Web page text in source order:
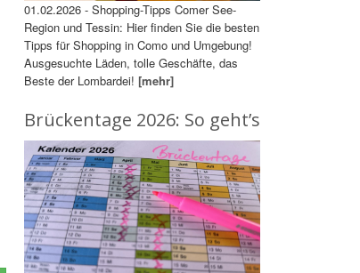
01.02.2026 - Shopping-Tipps Comer See-
Region und Tessin: Hier finden Sie die besten
Tipps für Shopping in Como und Umgebung!
Ausgesuchte Läden, tolle Geschäfte, das
Beste der Lombardei! [mehr]
Brückentage 2026: So geht’s